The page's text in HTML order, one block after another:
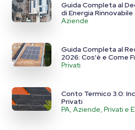
Guida Completa al
di Energia Rinnovabile
Aziende
Guida Completa al
2026: Cos'è e Come
Privati
Conto Termico 3.0:
Privati
PA, Aziende, Privati e